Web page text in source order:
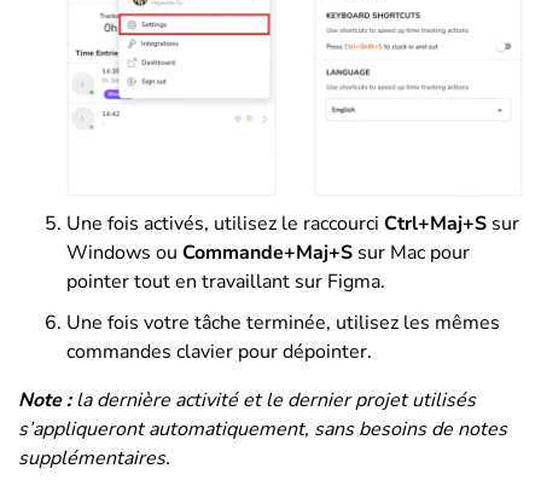
Une fois activés, utilisez le raccourci Ctrl+Maj+S sur
Windows ou Commande+Maj+S sur Mac pour
pointer tout en travaillant sur Figma.
Une fois votre tâche terminée, utilisez les mêmes
commandes clavier pour dépointer.
Note :la dernière activité et le dernier projet utilisés
s’appliqueront automatiquement, sans besoins de notes
supplémentaires.